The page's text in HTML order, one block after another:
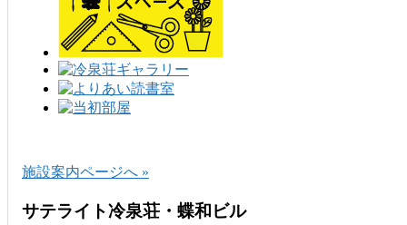
施設案内ページへ »
サテライト冷泉荘・蝶和ビル